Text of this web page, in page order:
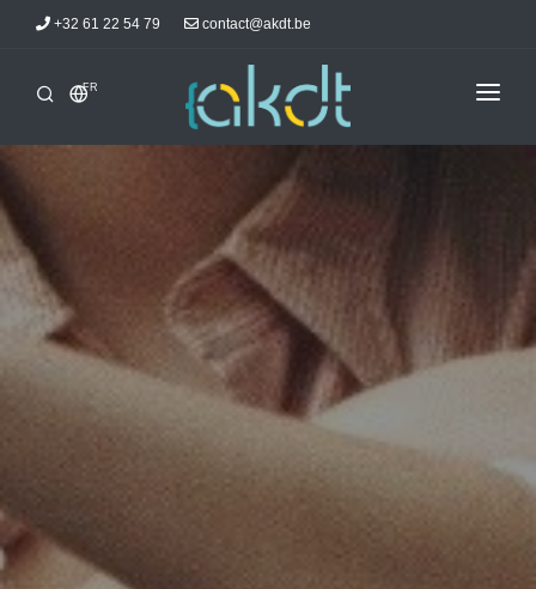
+32 61 22 54 79 contact@akdt.be
FR
ACCUEIL
ACTUALITÉS
HÉBERGEMENTS